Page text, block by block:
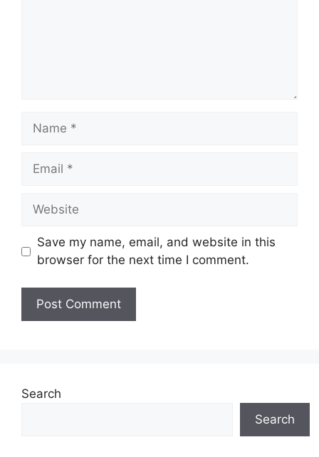
s
t
Save my name, email, and website in this
browser for the next time I comment.
Search
Search